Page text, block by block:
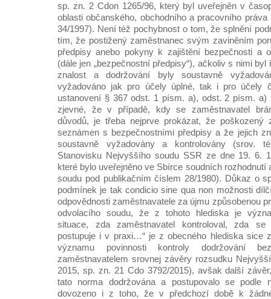
sp. zn. 2 Cdon 1265/96, který byl uveřejněn v
oblasti občanského, obchodního a pracovního
34/1997). Není též pochybnost o tom, že splnění
tím, že postižený zaměstnanec svým zaviněním
předpisy anebo pokyny k zajištění bezpečnosti a
(dále jen „bezpečnostní předpisy“), ačkoliv s nimi
znalost a dodržování byly soustavně
vyžadováno jak pro účely úplné, tak i pro účely
ustanovení § 367 odst. 1 písm. a), odst. 2 písm. a)
zjevné, že v případě, kdy se zaměstnavatel
důvodů, je třeba nejprve prokázat, že poškozený
seznámen s bezpečnostními předpisy a že jejich
soustavně vyžadovány a kontrolovány (srov.
Stanovisku Nejvyššího soudu SSR ze dne 19. 6.
které bylo uveřejněno ve Sbírce soudních
soudu pod publikačním číslem 28/1980). Důkaz o
podmínek je tak condicio sine qua non možnosti
odpovědnosti zaměstnavatele za újmu způsobenou
odvolacího soudu, že z tohoto hlediska je
situace, zda zaměstnavatel kontroloval, zda se
postupuje i v praxi…“ je z obecného hlediska sice
významu povinnosti kontroly dodržování
zaměstnavatelem srovnej závěry rozsudku
2015, sp. zn. 21 Cdo 3792/2015), avšak další
tato norma dodržována a postupovalo se
dovozeno i z toho, že v předchozí době k